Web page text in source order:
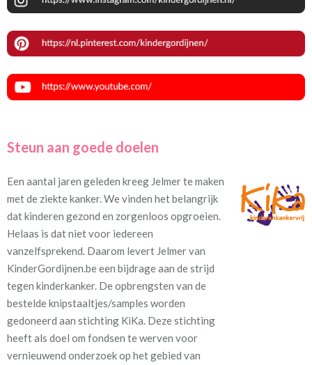
Steun aan goede doelen
Een aantal jaren geleden kreeg Jelmer te maken
met de ziekte kanker. We vinden het belangrijk
dat kinderen gezond en zorgenloos opgroeien.
Helaas is dat niet voor iedereen
vanzelfsprekend. Daarom levert Jelmer van
KinderGordijnen.be een bijdrage aan de strijd
tegen kinderkanker. De opbrengsten van de
bestelde knipstaaltjes/samples worden
gedoneerd aan stichting KiKa. Deze stichting
heeft als doel om fondsen te werven voor
vernieuwend onderzoek op het gebied van